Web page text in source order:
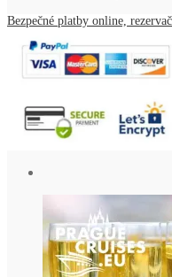
Bezpečné platby online,